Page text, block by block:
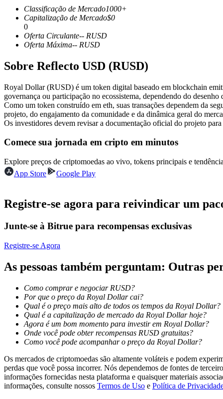
Futuros de criptomoeda
TradFi
Derivativos de ações, câmbio, metais preciosos e commodities
Futuros de USDC
Copiar Trading
Junte-se aos principais traders
Classificação de Mercado1000+
Capitalização de Mercado$0
0
Oferta Circulante-- RUSD
Oferta Máxima-- RUSD
Sobre Reflecto USD (RUSD)
Royal Dollar (RUSD) é um token digital baseado em blockchain
governança ou participação no ecossistema, dependendo do desenho
Como um token construído em eth, suas transações dependem da
projeto, do engajamento da comunidade e da dinâmica geral do
Os investidores devem revisar a documentação oficial do projeto
Comece sua jornada em cripto em minutos
Explore preços de criptomoedas ao vivo, tokens principais e
App Store
Google Play
Registre-se agora para reivindicar um
Junte-se à Bitrue para recompensas exclusivas
Registre-se Agora
As pessoas também perguntam: Outras
Como comprar e negociar RUSD?
Por que o preço da Royal Dollar cai?
Qual é o preço mais alto de todos os tempos da Royal Dollar?
Qual é a capitalização de mercado da Royal Dollar hoje?
Agora é um bom momento para investir em Royal Dollar?
Onde você pode obter recompensas RUSD gratuitas?
Como você pode acompanhar o preço da Royal Dollar?
Os mercados de criptomoedas são altamente voláteis e podem
perdas que você possa incorrer. Nós dependemos de fontes de
informações fornecidas nesta plataforma e quaisquer materiais
informações, consulte nossos Termos de Uso e Política de